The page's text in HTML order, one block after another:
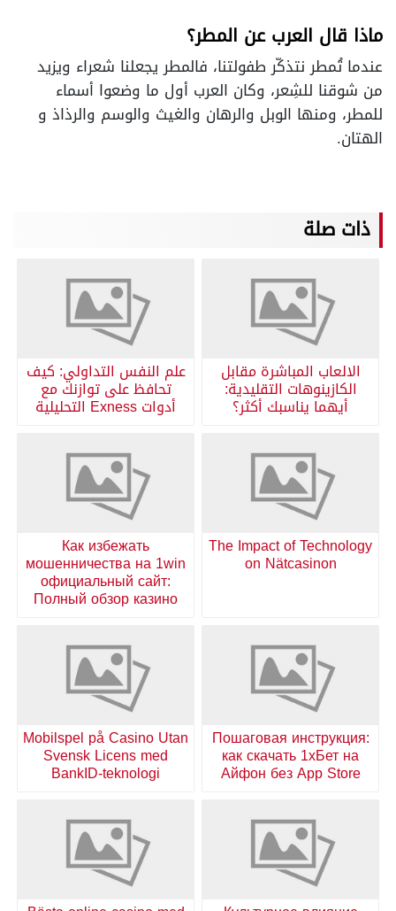
ماذا قال العرب عن المطر؟
عندما تُمطر نتذكّر طفولتنا، فالمطر يجعلنا شعراء ويزيد
من شوقنا للشِعر، وكان العرب أول ما وضعوا أسماء
للمطر، ومنها الوبل والرهان والغيث والوسم والرذاذ و
الهتان.
ذات صلة
الالعاب المباشرة مقابل
الكازينوهات التقليدية:
أيهما يناسبك أكثر؟
علم النفس التداولي: كيف
تحافظ على توازنك مع
أدوات Exness التحليلية
The Impact of Technology
on Nätcasinon
Как избежать
мошенничества на 1win
официальный сайт:
Полный обзор казино
Пошаговая инструкция:
как скачать 1хБет на
Айфон без App Store
Mobilspel på Casino Utan
Svensk Licens med
BankID-teknologi